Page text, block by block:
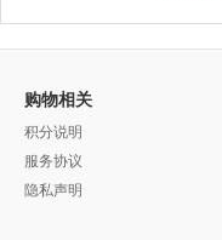
购物相关
积分说明
服务协议
隐私声明